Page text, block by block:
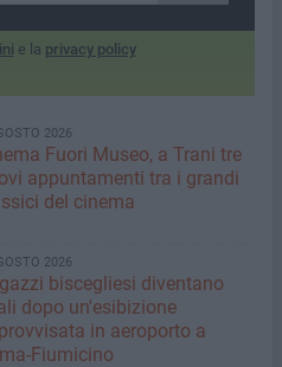
e la privacy policy
2026
Fuori Museo, a Trani tre
appuntamenti tra i grandi
del cinema
2026
biscegliesi diventano
dopo un'esibizione
in aeroporto a
Fiumicino